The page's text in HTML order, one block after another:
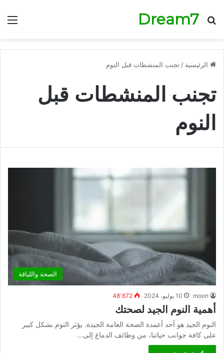
Dream7
بحث عن
الرئيسية / تجنب المنشطات قبل النوم
تجنب المنشطات قبل
النوم
الصحة واللياقة
moon 10 يوليو، 2024 48٬672
أهمية النوم الجيد لصحتك
النوم الجيد هو أحد أعمدة الصحة العامة الجيدة. يؤثر النوم بشكل كبير
على كافة جوانب حياتنا، من وظائف الدماغ إلى…